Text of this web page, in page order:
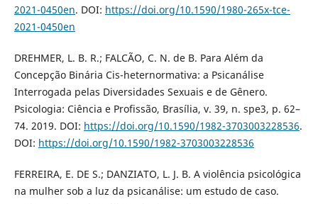
2021-0450en. DOI: https://doi.org/10.1590/1980-265x-tce-
2021-0450en
DREHMER, L. B. R.; FALCÃO, C. N. de B. Para Além da
Concepção Binária Cis-heternormativa: a Psicanálise
Interrogada pelas Diversidades Sexuais e de Gênero.
Psicologia: Ciência e Profissão, Brasília, v. 39, n. spe3, p. 62–
74. 2019. DOI: https://doi.org/10.1590/1982-3703003228536.
DOI: https://doi.org/10.1590/1982-3703003228536
FERREIRA, E. DE S.; DANZIATO, L. J. B. A violência psicológica
na mulher sob a luz da psicanálise: um estudo de caso.